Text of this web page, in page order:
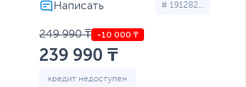
# 191282...
249 990 ₸
239 990 ₸
кредит недоступен